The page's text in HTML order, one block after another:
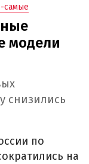
самые
модели
снизились
по
на